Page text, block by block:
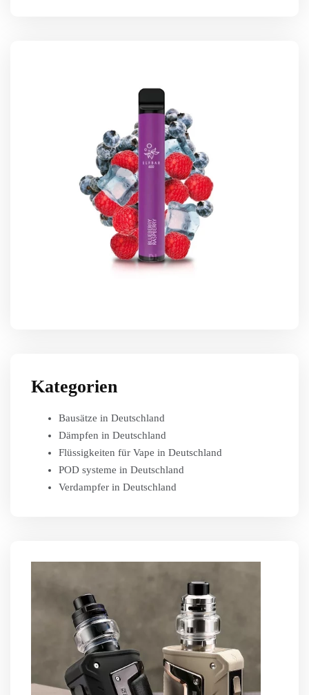
Kategorien
Bausätze in Deutschland
Dämpfen in Deutschland
Flüssigkeiten für Vape in Deutschland
POD systeme in Deutschland
Verdampfer in Deutschland